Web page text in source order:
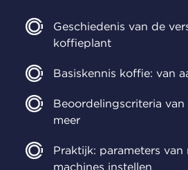
Geschiedenis van de
koffieplant
Basiskennis koffie: van
Beoordelingscriteria
meer
Praktijk: parameters van
machines instellen